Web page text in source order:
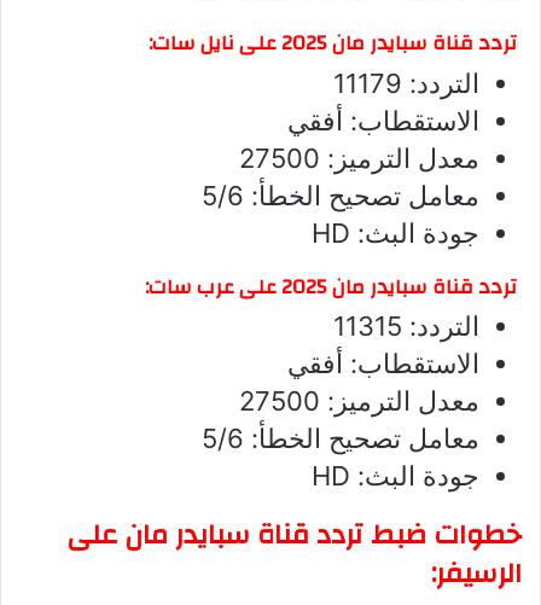
تردد قناة سبايدر مان 2025 على نايل سات:
التردد: 11179
الاستقطاب: أفقي
معدل الترميز: 27500
معامل تصحيح الخطأ: 5/6
جودة البث: HD
تردد قناة سبايدر مان 2025 على عرب سات:
التردد: 11315
الاستقطاب: أفقي
معدل الترميز: 27500
معامل تصحيح الخطأ: 5/6
جودة البث: HD
خطوات ضبط تردد قناة سبايدر مان على
الرسيفر: